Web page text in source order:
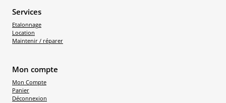
Services
Etalonnage
Location
Maintenir / réparer
Mon compte
Mon Compte
Panier
Déconnexion